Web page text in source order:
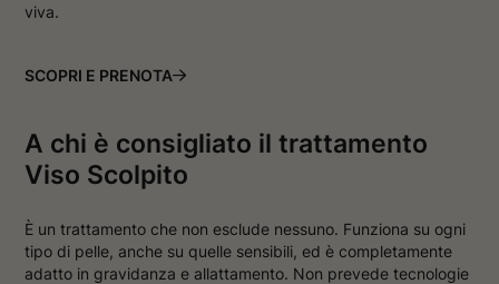
viva.
SCOPRI E PRENOTA
A chi è consigliato il trattamento
Viso Scolpito
È un trattamento che non esclude nessuno. Funziona su ogni
tipo di pelle, anche su quelle sensibili, ed è completamente
adatto in gravidanza e allattamento. Non prevede tecnologie